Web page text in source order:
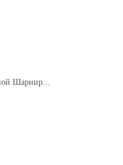
Шарнир...